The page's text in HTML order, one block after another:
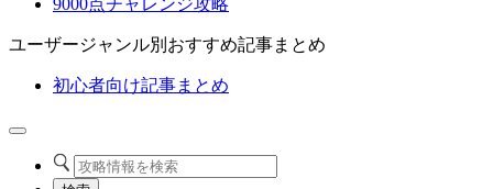
9000点チャレンジ攻略
ユーザージャンル別おすすめ記事まとめ
初心者向け記事まとめ